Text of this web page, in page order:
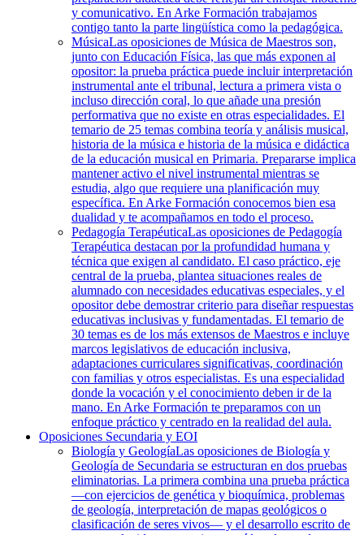
y comunicativo. En Arke Formación trabajamos
contigo tanto la parte lingüística como la pedagógica.
MúsicaLas oposiciones de Música de Maestros son,
junto con Educación Física, las que más exponen al
opositor: la prueba práctica puede incluir interpretación
instrumental ante el tribunal, lectura a primera vista o
incluso dirección coral, lo que añade una presión
performativa que no existe en otras especialidades. El
temario de 25 temas combina teoría y análisis musical,
historia de la música e historia de la música e didáctica
de la educación musical en Primaria. Prepararse implica
mantener activo el nivel instrumental mientras se
estudia, algo que requiere una planificación muy
específica. En Arke Formación conocemos bien esa
dualidad y te acompañamos en todo el proceso.
Pedagogía TerapéuticaLas oposiciones de Pedagogía
Terapéutica destacan por la profundidad humana y
técnica que exigen al candidato. El caso práctico, eje
central de la prueba, plantea situaciones reales de
alumnado con necesidades educativas especiales, y el
opositor debe demostrar criterio para diseñar respuestas
educativas inclusivas y fundamentadas. El temario de
30 temas es de los más extensos de Maestros e incluye
marcos legislativos de educación inclusiva,
adaptaciones curriculares significativas, coordinación
con familias y otros especialistas. Es una especialidad
donde la vocación y el conocimiento deben ir de la
mano. En Arke Formación te preparamos con un
enfoque práctico y centrado en la realidad del aula.
Oposiciones Secundaria y EOI
Biología y GeologíaLas oposiciones de Biología y
Geología de Secundaria se estructuran en dos pruebas
eliminatorias. La primera combina una prueba práctica
—con ejercicios de genética y bioquímica, problemas
de geología, interpretación de mapas geológicos o
clasificación de seres vivos— y el desarrollo escrito de